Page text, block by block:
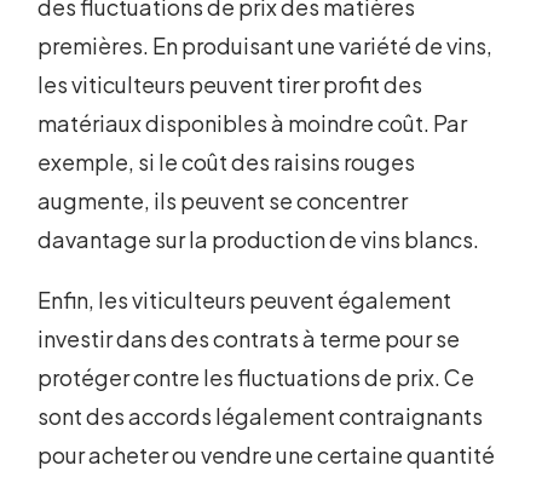
des fluctuations de prix des matières
premières. En produisant une variété de vins,
les viticulteurs peuvent tirer profit des
matériaux disponibles à moindre coût. Par
exemple, si le coût des raisins rouges
augmente, ils peuvent se concentrer
davantage sur la production de vins blancs.
Enfin, les viticulteurs peuvent également
investir dans des contrats à terme pour se
protéger contre les fluctuations de prix. Ce
sont des accords légalement contraignants
pour acheter ou vendre une certaine quantité